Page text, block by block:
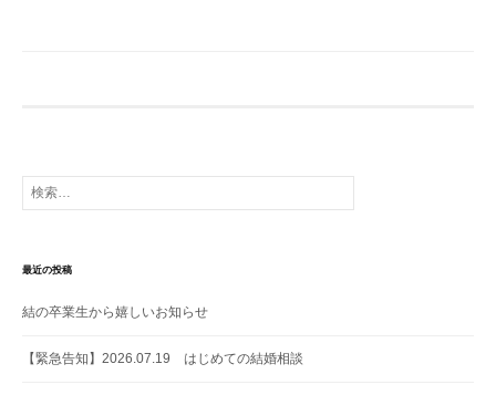
検
索:
最近の投稿
結の卒業生から嬉しいお知らせ
【緊急告知】2026.07.19 はじめての結婚相談